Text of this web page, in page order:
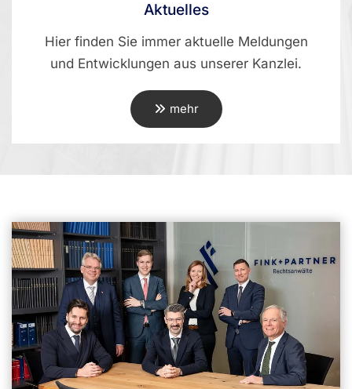
Aktuelles
Hier finden Sie immer aktuelle Meldungen
und Entwicklungen aus unserer Kanzlei.
mehr